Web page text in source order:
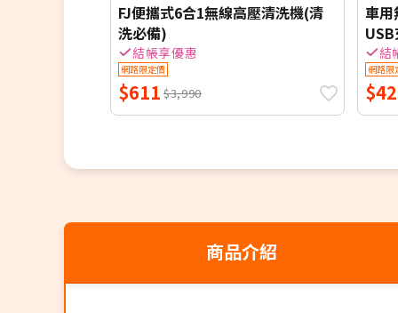
FJ便攜式6合1無線高壓清洗機(清
洗必備)
結帳享優惠
網路限定價
$611 $3,990
車用
結
網路限
商品介紹